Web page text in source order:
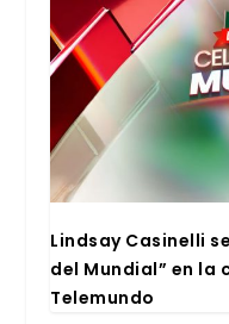
Lind­say Casi­ne­lli
del Mun­dial” en
Tele­mun­do